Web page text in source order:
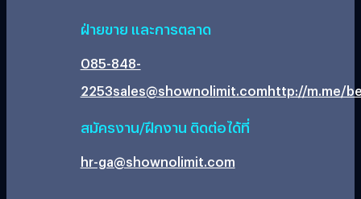
ฝ่ายขาย และการตลาด
085-848-
2253sales@shownolimit.comhttp://m.me/
สมัครงาน/ฝึกงาน ติดต่อได้ที่
hr-ga@shownolimit.com